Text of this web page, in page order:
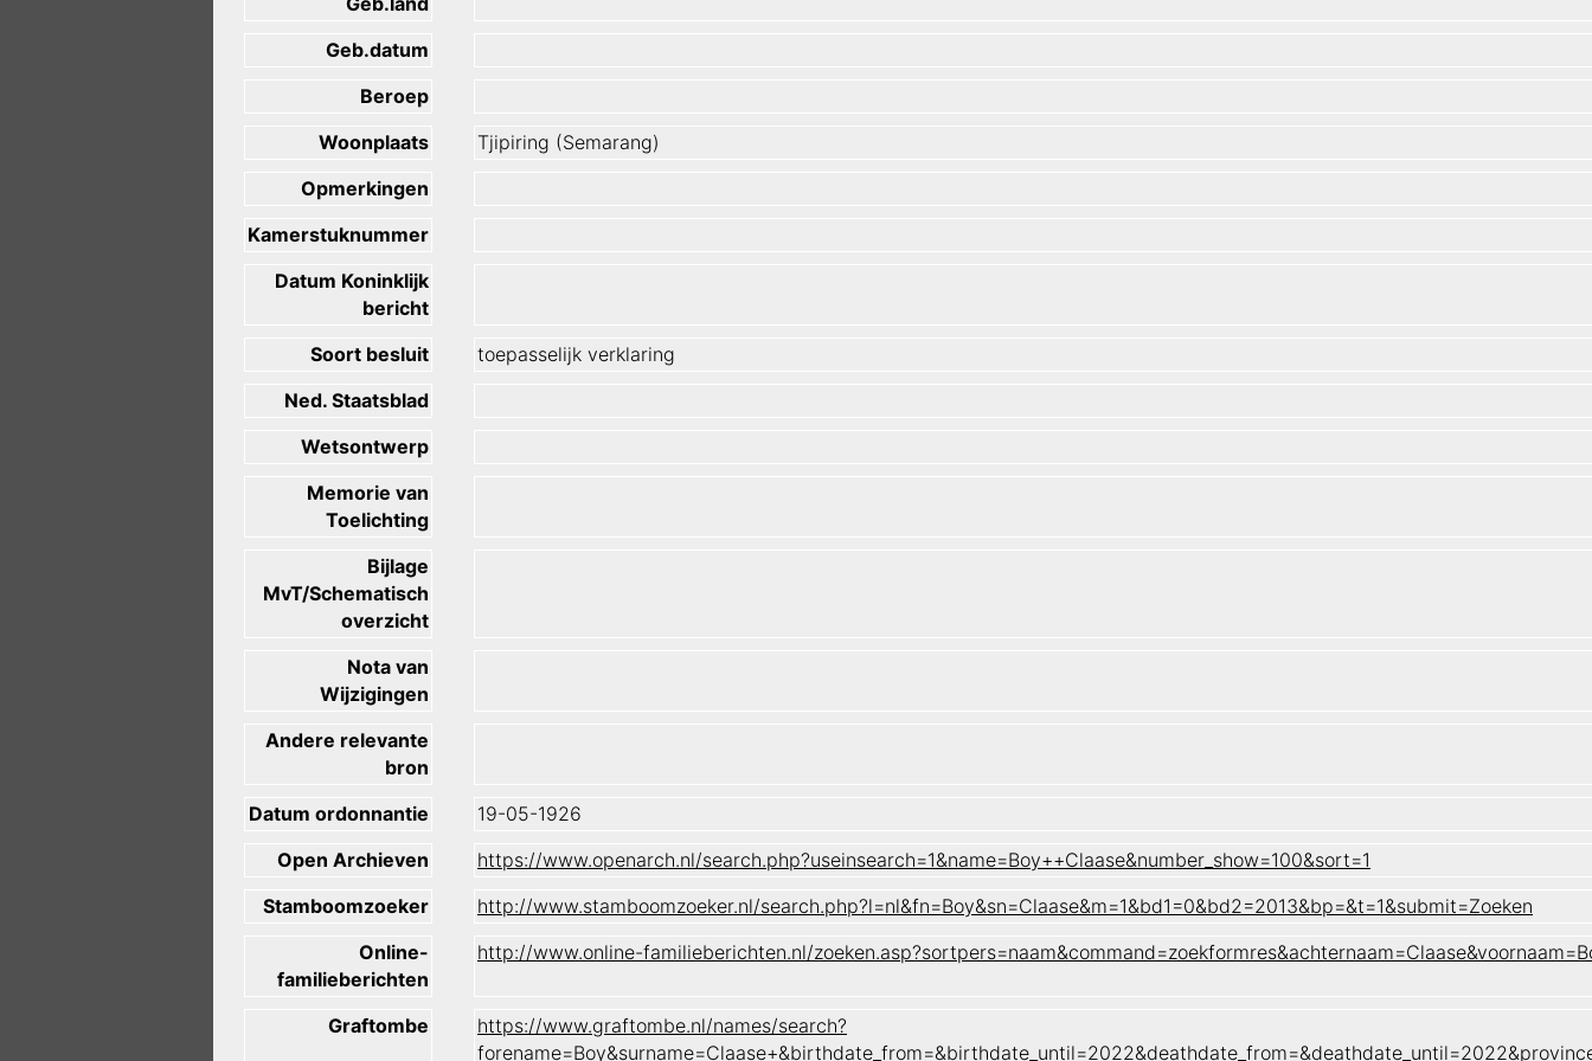
Geb.datum
Beroep
Woonplaats
Tjipiring (Semarang)
Opmerkingen
Kamerstuknummer
Datum Koninklijk
bericht
Soort besluit
toepasselijk verklaring
Ned. Staatsblad
Wetsontwerp
Memorie van
Toelichting
Bijlage
MvT/Schematisch
overzicht
Nota van
Wijzigingen
Andere relevante
bron
Datum ordonnantie
19-05-1926
Open Archieven
https://www.openarch.nl/search.php?useinsearch=1&name=Boy++Claase&number_show=100&sort=1
Stamboomzoeker
http://www.stamboomzoeker.nl/search.php?l=nl&fn=Boy&sn=Claase&m=1&bd1=0&bd2=2013&bp=&t=1&submit=Zoeken
Online-
familieberichten
http://www.online-familieberichten.nl/
Graftombe
https://www.graftombe.nl/names/search?